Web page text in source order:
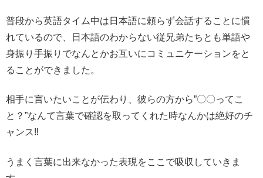
普段から英語タイム中は日本語に頼らず会話することに慣
れているので、日本語のわからない従兄弟たちとも単語や
身振り手振りでなんとかお互いにコミュニケーションをと
ることができました。
相手に言いたいことが伝わり、彼らの方から”〇〇ってこ
と？”なんて言葉で確認を取ってくれた時なんかは絶好のチ
ャンス‼️
うまく言葉に出来なかった表現をここで吸収していきま